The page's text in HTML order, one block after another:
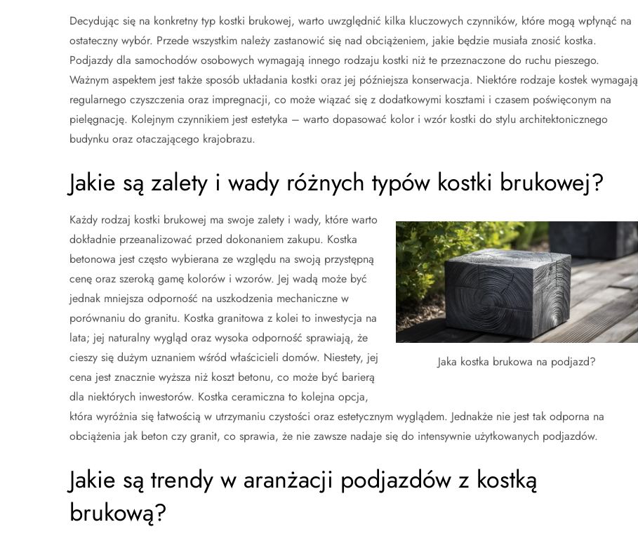
Decydując się na konkretny typ kostki brukowej, warto uwzględnić kilka kluczowych czynników, które mogą wpłynąć na
ostateczny wybór. Przede wszystkim należy zastanowić się nad obciążeniem, jakie będzie musiała znosić kostka.
Podjazdy dla samochodów osobowych wymagają innego rodzaju kostki niż te przeznaczone do ruchu pieszego.
Ważnym aspektem jest także sposób układania kostki oraz jej późniejsza konserwacja. Niektóre rodzaje kostek wymagają
regularnego czyszczenia oraz impregnacji, co może wiązać się z dodatkowymi kosztami i czasem poświęconym na
pielęgnację. Kolejnym czynnikiem jest estetyka – warto dopasować kolor i wzór kostki do stylu architektonicznego
budynku oraz otaczającego krajobrazu.
Jakie są zalety i wady różnych typów kostki brukowej?
Jaka kostka brukowa na podjazd?
Każdy rodzaj kostki brukowej ma swoje zalety i wady, które warto
dokładnie przeanalizować przed dokonaniem zakupu. Kostka
betonowa jest często wybierana ze względu na swoją przystępną
cenę oraz szeroką gamę kolorów i wzorów. Jej wadą może być
jednak mniejsza odporność na uszkodzenia mechaniczne w
porównaniu do granitu. Kostka granitowa z kolei to inwestycja na
lata; jej naturalny wygląd oraz wysoka odporność sprawiają, że
cieszy się dużym uznaniem wśród właścicieli domów. Niestety, jej
cena jest znacznie wyższa niż koszt betonu, co może być barierą
dla niektórych inwestorów. Kostka ceramiczna to kolejna opcja,
która wyróżnia się łatwością w utrzymaniu czystości oraz estetycznym wyglądem. Jednakże nie jest tak odporna na
obciążenia jak beton czy granit, co sprawia, że nie zawsze nadaje się do intensywnie użytkowanych podjazdów.
Jakie są trendy w aranżacji podjazdów z kostką
brukową?